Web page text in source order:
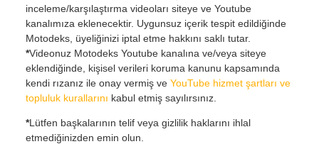
inceleme/karşılaştırma videoları siteye ve Youtube
kanalımıza eklenecektir. Uygunsuz içerik tespit edildiğinde
Motodeks, üyeliğinizi iptal etme hakkını saklı tutar.
*Videonuz Motodeks Youtube kanalına ve/veya siteye
eklendiğinde, kişisel verileri koruma kanunu kapsamında
kendi rızanız ile onay vermiş ve YouTube hizmet şartları ve
topluluk kurallarını kabul etmiş sayılırsınız.
*Lütfen başkalarının telif veya gizlilik haklarını ihlal
etmediğinizden emin olun.